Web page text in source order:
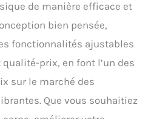
de manière efficace et
bien pensée,
fonctionnalités ajustables
prix, en font l’un des
sur le marché des
Que vous souhaitiez